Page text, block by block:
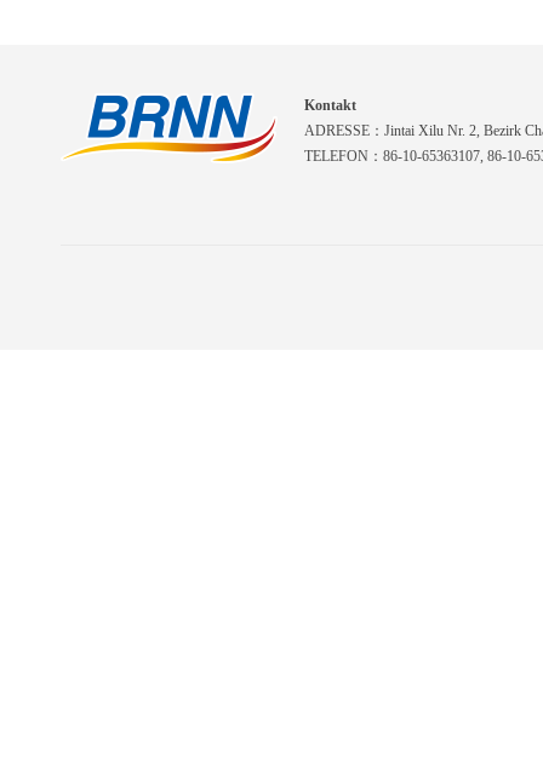
Kontakt
ADRESSE：Jintai Xilu Nr. 2, Bezirk
TELEFON：86-10-65363107, 86-10-